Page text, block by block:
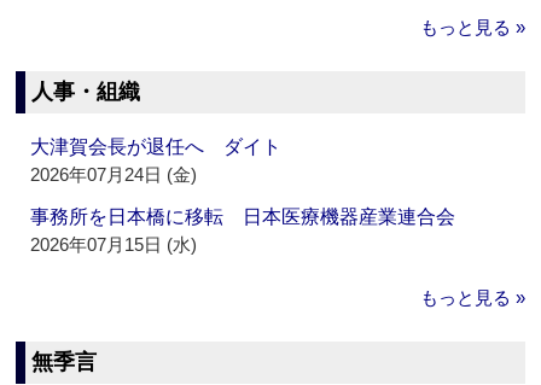
もっと見る »
人事・組織
大津賀会長が退任へ ダイト
2026年07月24日 (金)
事務所を日本橋に移転 日本医療機器産業連合会
2026年07月15日 (水)
もっと見る »
無季言